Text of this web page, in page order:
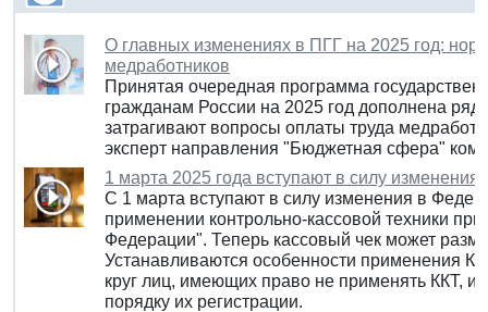
О главных изменениях в ПГГ на 2025 год:
медработников
Принятая очередная программа
гражданам России на 2025 год дополнена
затрагивают вопросы оплаты труда
эксперт направления "Бюджетная сфера"
1 марта 2025 года вступают в силу
С 1 марта вступают в силу изменения в
применении контрольно-кассовой техники
Федерации". Теперь кассовый чек может
Устанавливаются особенности применения
круг лиц, имеющих право не применять ККТ,
порядку их регистрации.